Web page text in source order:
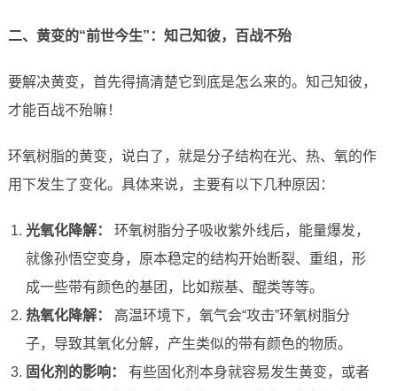
二、黄变的“前世今生”：知己知彼，百战不殆
要解决黄变，首先得搞清楚它到底是怎么来的。知己知彼，
才能百战不殆嘛！
环氧树脂的黄变，说白了，就是分子结构在光、热、氧的作
用下发生了变化。具体来说，主要有以下几种原因：
光氧化降解：
环氧树脂分子吸收紫外线后，能量爆发，
就像孙悟空变身，原本稳定的结构开始断裂、重组，形
成一些带有颜色的基团，比如羰基、醌类等等。
热氧化降解：
高温环境下，氧气会“攻击”环氧树脂分
子，导致其氧化分解，产生类似的带有颜色的物质。
固化剂的影响：
有些固化剂本身就容易发生黄变，或者